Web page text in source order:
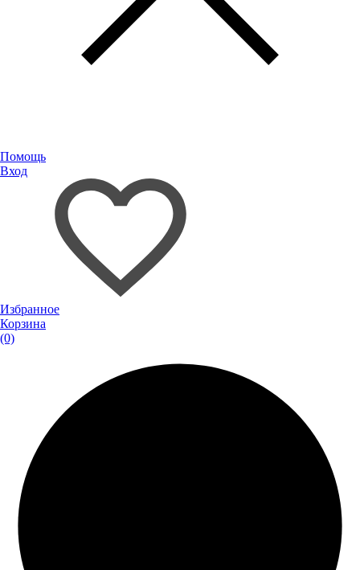
Помощь
Вход
Избранное
Корзина
(0)